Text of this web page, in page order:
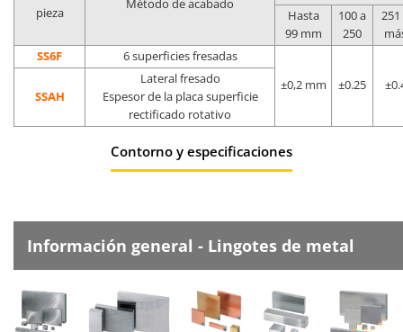
pieza
Método de acabado
Hasta
99 mm
100 a
250
251
SS6F
6 superficies fresadas
±0,2 mm
±0.25
SSAH
Lateral fresado
Espesor de la placa superficie
rectificado rotativo
Contorno y especificaciones
Información general - Lingotes de metal